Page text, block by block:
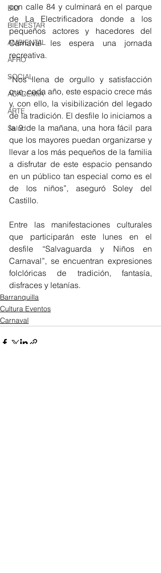
BID
BIENESTAR
AMBIENTAL
AFRO
SOCIAL
ACADEMIA
ARTE
Salud
con calle 84 y culminará en el parque
de La Electrificadora donde a los
pequeños actores y hacedores del
Carnaval les espera una jornada
recreativa.
“Nos llena de orgullo y satisfacción
que, cada año, este espacio crece más
y, con ello, la visibilización del legado
de la tradición. El desfile lo iniciamos a
la 9 de la mañana, una hora fácil para
que los mayores puedan organizarse y
llevar a los más pequeños de la familia
a disfrutar de este espacio pensando
en un público tan especial como es el
de los niños”, aseguró Soley del
Castillo.
Entre las manifestaciones culturales
que participarán este lunes en el
desfile “Salvaguarda y Niños en
Carnaval”, se encuentran expresiones
folclóricas de tradición, fantasía,
disfraces y letanías.
Barranquilla
Cultura Eventos
Carnaval